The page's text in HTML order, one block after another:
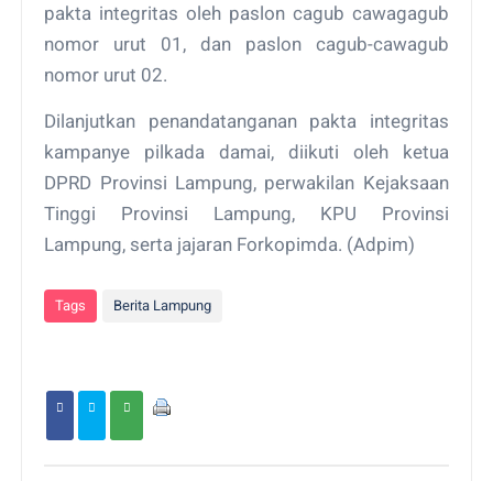
pakta integritas oleh paslon cagub cawagagub
nomor urut 01, dan paslon cagub-cawagub
nomor urut 02.
Dilanjutkan penandatanganan pakta integritas
kampanye pilkada damai, diikuti oleh ketua
DPRD Provinsi Lampung, perwakilan Kejaksaan
Tinggi Provinsi Lampung, KPU Provinsi
Lampung, serta jajaran Forkopimda. (Adpim)
Tags Berita Lampung